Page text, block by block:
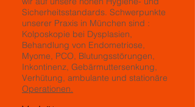
Sicherheitsstandards. Schwerpunkte
unserer Praxis in München sind :
Kolposkopie bei Dysplasien,
Behandlung von Endometriose,
Myome, PCO, Blutungsstörungen,
Inkontinenz, Gebärmuttersenkung,
Verhütung, ambulante und stationäre
Operationen.